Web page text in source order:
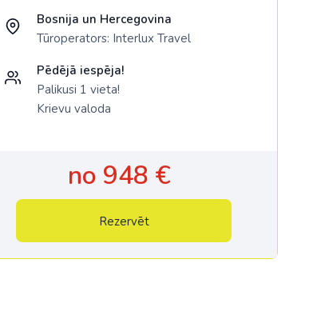
Bosnija un Hercegovina
Tūroperators: Interlux Travel
Pēdējā iespēja!
Palikusi 1 vieta!
Krievu valoda
no 948 €
Rezervēt